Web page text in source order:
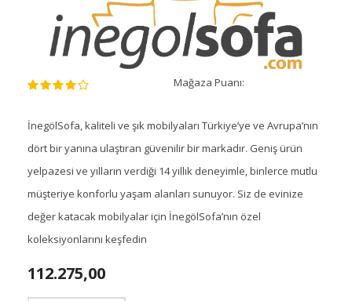
Mağaza Puanı:
İnegölSofa, kaliteli ve şık mobilyaları Türkiye’ye ve Avrupa’nın
dört bir yanına ulaştıran güvenilir bir markadır. Geniş ürün
yelpazesi ve yılların verdiği 14 yıllık deneyimle, binlerce mutlu
müşteriye konforlu yaşam alanları sunuyor. Siz de evinize
değer katacak mobilyalar için İnegölSofa’nın özel
koleksiyonlarını keşfedin
112.275,00